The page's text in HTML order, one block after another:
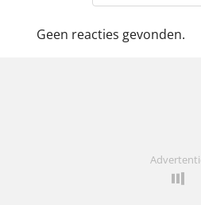
Geen reacties gevonden.